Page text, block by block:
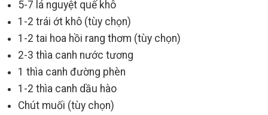
5-7 lá nguyệt quế khô
1-2 trái ớt khô (tùy chọn)
1-2 tai hoa hồi rang thơm (tùy chọn)
2-3 thìa canh nước tương
1 thìa canh đường phèn
1-2 thìa canh dầu hào
Chút muối (tùy chọn)